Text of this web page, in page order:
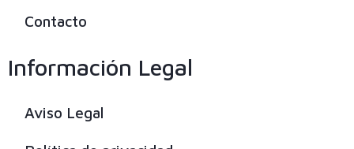
Contacto
Información Legal
Aviso Legal